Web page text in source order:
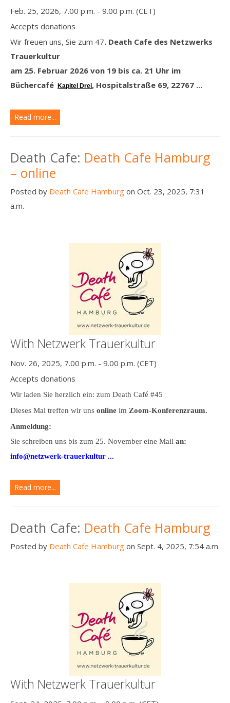
Feb. 25, 2026, 7.00 p.m. - 9.00 p.m. (CET)
Accepts donations
Wir freuen uns, Sie zum 47. Death Cafe des Netzwerks
Trauerkultur
am 25. Februar 2026 von 19 bis ca. 21 Uhr im
Büchercafé
Kapitel Drei, Hospitalstraße 69, 22767 ...
Read more...
Death Cafe: Death Cafe Hamburg
– online
Posted by Death Cafe Hamburg on Oct. 23, 2025, 7:31
a.m.
With Netzwerk Trauerkultur
Nov. 26, 2025, 7.00 p.m. - 9.00 p.m. (CET)
Accepts donations
Wir laden Sie herzlich ein: zum Death Café #45
Dieses Mal treffen wir uns online im Zoom-Konferenzraum.
Anmeldung:
Sie schreiben uns bis zum 25. November eine Mail an:
info@netzwerk-trauerkultur ...
Read more...
Death Cafe: Death Cafe Hamburg
Posted by Death Cafe Hamburg on Sept. 4, 2025, 7:54 a.m.
With Netzwerk Trauerkultur